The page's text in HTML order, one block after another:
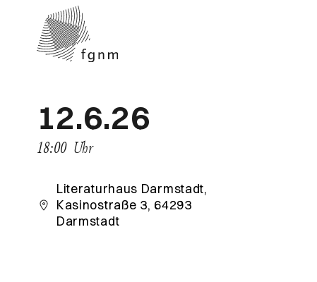
12.6.26
18:00 Uhr
Literaturhaus Darmstadt,
Kasinostraße 3, 64293
Darmstadt